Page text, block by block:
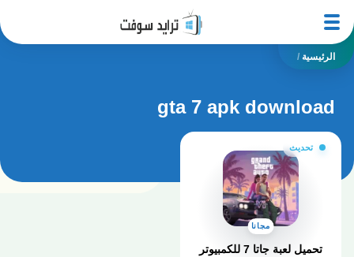
الرئيسية /
gta 7 apk download
تحديث
مجانا
تحميل لعبة جاتا 7 للكمبيوتر